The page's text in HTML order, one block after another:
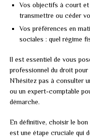
Vos objectifs à court
transmettre ou céder
Vos préférences en
sociales : quel régime
Il est essentiel de vous
professionnel du droit
N’hésitez pas à consulter
ou un expert-comptable
démarche.
En définitive, choisir le
est une étape cruciale qui